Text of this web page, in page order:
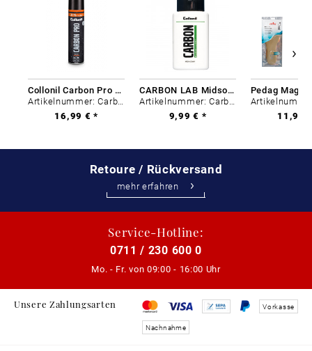
Collonil Carbon Pro 400 ml
16,99 € *
CARBON LAB Midsole Cleaner
9,99 € *
11,99
Retoure / Rückversand
mehr erfahren
Service-Hotline:
0711 / 230 600 0
Mo. - Fr. von 09:00 - 16:00 Uhr
Unsere Zahlungsarten Vorkasse
Nachnahme